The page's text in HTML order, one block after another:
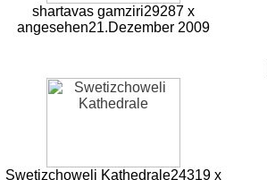
shartavas gamziri29287 x
angesehen21.Dezember 2009
Swetizchoweli Kathedrale24319 x